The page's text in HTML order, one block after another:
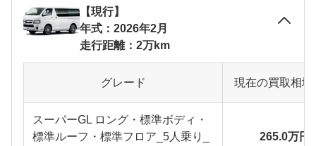
【現行】
年式：2026年2月
走行距離：2万km
グレード 現在の買取相
スーパーGL ロング・標準ボディ・
標準ルーフ・標準フロア_5人乗り_
265.0万円